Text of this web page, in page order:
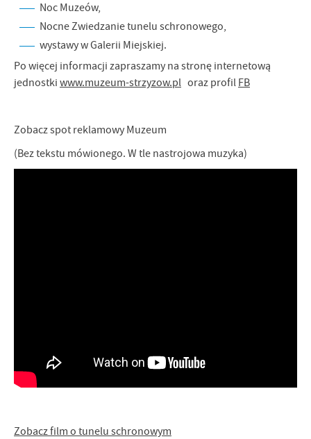
Noc Muzeów,
Nocne Zwiedzanie tunelu schronowego,
wystawy w Galerii Miejskiej.
Po więcej informacji zapraszamy na stronę internetową
jednostki www.muzeum-strzyzow.pl oraz profil FB
Zobacz spot reklamowy Muzeum
(Bez tekstu mówionego. W tle nastrojowa muzyka)
Zobacz film o tunelu schronowym